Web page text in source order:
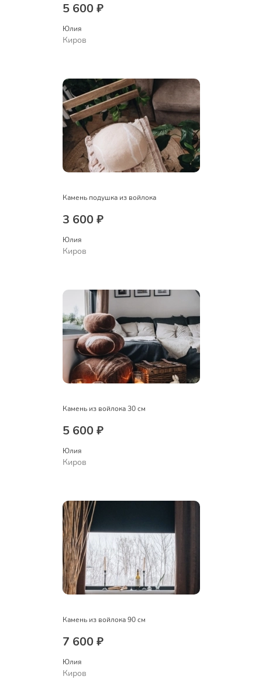
5 600 ₽
Юлия
Киров
Камень подушка из войлока
3 600 ₽
Юлия
Киров
Камень из войлока 30 см
5 600 ₽
Юлия
Киров
Камень из войлока 90 см
7 600 ₽
Юлия
Киров